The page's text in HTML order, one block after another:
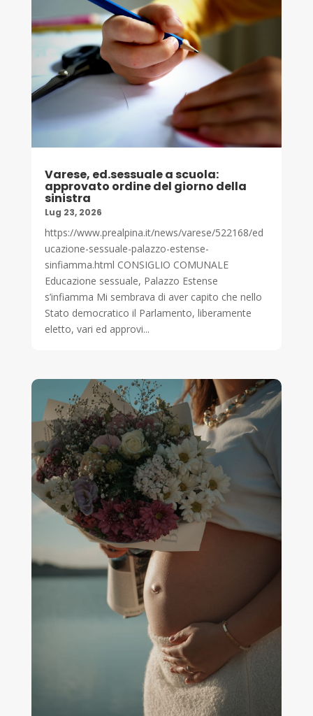
Varese, ed.sessuale a scuola:
approvato ordine del giorno della
sinistra
Lug 23, 2026
https://www.prealpina.it/news/varese/522168/ed
ucazione-sessuale-palazzo-estense-
sinfiamma.html CONSIGLIO COMUNALE
Educazione sessuale, Palazzo Estense
s’infiamma Mi sembrava di aver capito che nello
Stato democratico il Parlamento, liberamente
eletto, vari ed approvi...